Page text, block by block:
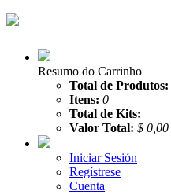
Resumo do Carrinho
Total de Produtos:
Itens: 0
Total de Kits:
Valor Total: $ 0,00
Iniciar Sesión
Regístrese
Cuenta